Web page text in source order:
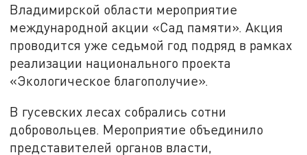
Владимирской области мероприятие
международной акции «Сад памяти». Акция
проводится уже седьмой год подряд в рамках
реализации национального проекта
«Экологическое благополучие».
В гусевских лесах собрались сотни
добровольцев. Мероприятие объединило
представителей органов власти,